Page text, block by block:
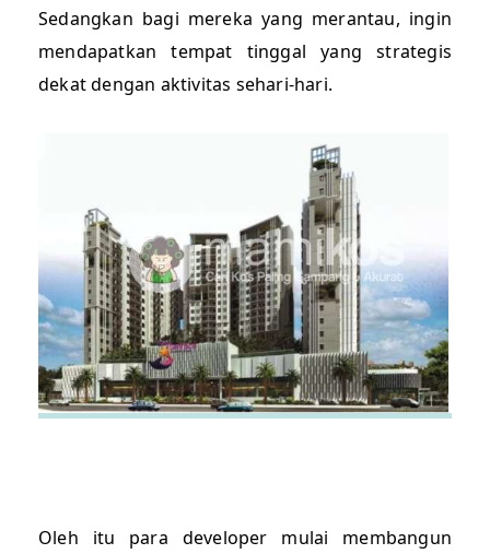
Sedangkan bagi mereka yang merantau, ingin
mendapatkan tempat tinggal yang strategis
dekat dengan aktivitas sehari-hari.
Oleh itu para developer mulai membangun